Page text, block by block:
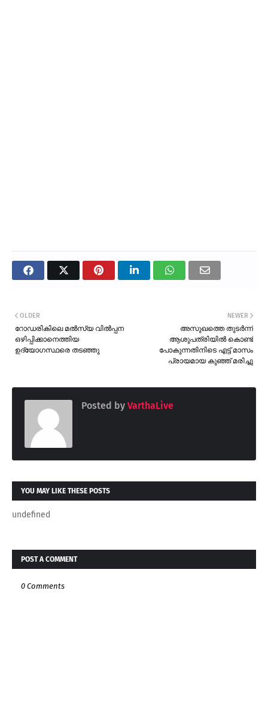
NEWER
അസുഖത്തെ തുടർന്ന്
ആശുപത്രിയിൽ കൊണ്ട്
പോകുന്നതിനിടെ എട്ട് മാസം
പ്രായമായ കുഞ്ഞ് മരിച്ചു
OLDER
റോഡരികിലെ മൽസ്യ വിൽപ്പന
ഒഴിപ്പിക്കാനെത്തിയ
ഉദ്യോഗസ്ഥരെ തടഞ്ഞു
Posted by VarthaLive
YOU MAY LIKE THESE POSTS
undefined
POST A COMMENT
0 Comments